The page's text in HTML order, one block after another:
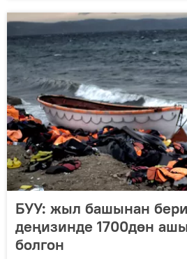
БУУ: жыл башынан
деңизинде 1700дөн
болгон